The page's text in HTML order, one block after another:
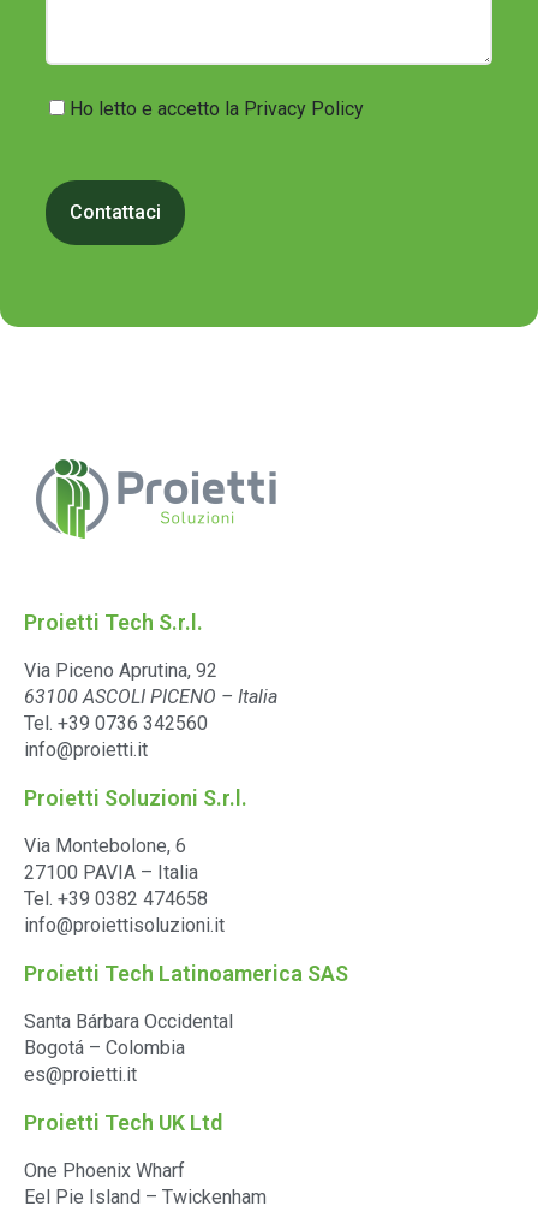
Ho letto e accetto la Privacy Policy
Proietti Tech S.r.l.
Via Piceno Aprutina, 92
63100 ASCOLI PICENO – Italia
Tel. +39 0736 342560
info@proietti.it
Proietti Soluzioni S.r.l.
Via Montebolone, 6
27100 PAVIA – Italia
Tel. +39 0382 474658
info@proiettisoluzioni.it
Proietti Tech Latinoamerica SAS
Santa Bárbara Occidental
Bogotá – Colombia
es@proietti.it
Proietti Tech UK Ltd
One Phoenix Wharf
Eel Pie Island – Twickenham